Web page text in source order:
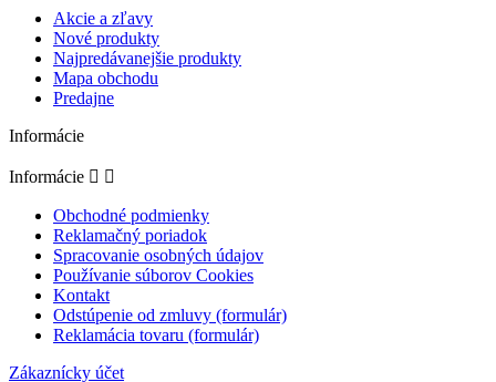
Akcie a zľavy
Nové produkty
Najpredávanejšie produkty
Mapa obchodu
Predajne
Informácie
Informácie  
Obchodné podmienky
Reklamačný poriadok
Spracovanie osobných údajov
Používanie súborov Cookies
Kontakt
Odstúpenie od zmluvy (formulár)
Reklamácia tovaru (formulár)
Zákaznícky účet